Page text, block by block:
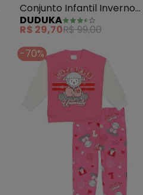
Conjunto Infantil Inverno
(Rosa)
DUDUKA
R$ 29,70R$ 99,00
-70%